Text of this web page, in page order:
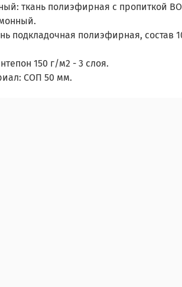
ткань полиэфирная с пропиткой
подкладочная полиэфирная, состав
150 г/м2 - 3 слоя.
СОП 50 мм.